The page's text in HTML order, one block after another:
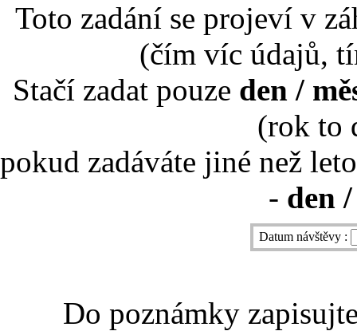
Toto zadání se projeví v
(čím víc údajů,
Stačí zadat pouze den /
(rok to
pokud zadáváte jiné než
- den
Datum návštěvy :
Do poznámky